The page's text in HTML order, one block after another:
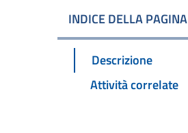
INDICE DELLA PAGINA
Descrizione
Attività correlate